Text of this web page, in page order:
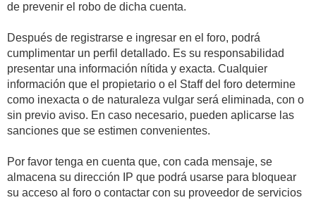
de prevenir el robo de dicha cuenta.
Después de registrarse e ingresar en el foro, podrá
cumplimentar un perfil detallado. Es su responsabilidad
presentar una información nítida y exacta. Cualquier
información que el propietario o el Staff del foro determine
como inexacta o de naturaleza vulgar será eliminada, con o
sin previo aviso. En caso necesario, pueden aplicarse las
sanciones que se estimen convenientes.
Por favor tenga en cuenta que, con cada mensaje, se
almacena su dirección IP que podrá usarse para bloquear
su acceso al foro o contactar con su proveedor de servicios